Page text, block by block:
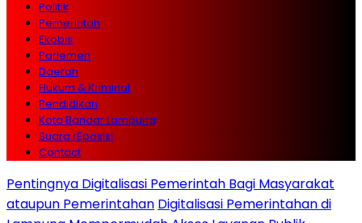
Politik
Pemerintah
Ekobis
Parlemen
Daerah
Hukum & Kriminal
Pendidikan
Kota Bandar Lampung
Suara rEposisi
Contact
Pentingnya Digitalisasi Pemerintah Bagi Masyarakat
ataupun Pemerintahan Digitalisasi Pemerintahan di